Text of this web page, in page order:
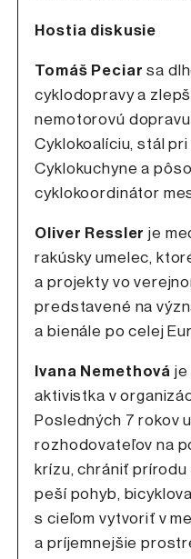
Hostia diskusie
Tomáš Peciar sa
cyklodopravy a
nemotorovú
Cyklokoalíciu, stál
Cyklokuchyne a
cyklokoordinátor
Oliver Ressler je
rakúsky umelec,
a projekty vo
predstavené na
a bienále po celej
Ivana Nemethová je
aktivistka v
Posledných 7 rokov
rozhodovateľov na
krízu, chrániť
peší pohyb,
s cieľom vytvoriť v
a príjemnejšie